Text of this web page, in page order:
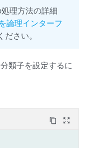
理方法の詳細
論理インターフ
ださい。
類子を設定するに
content_copy zoom_out_map